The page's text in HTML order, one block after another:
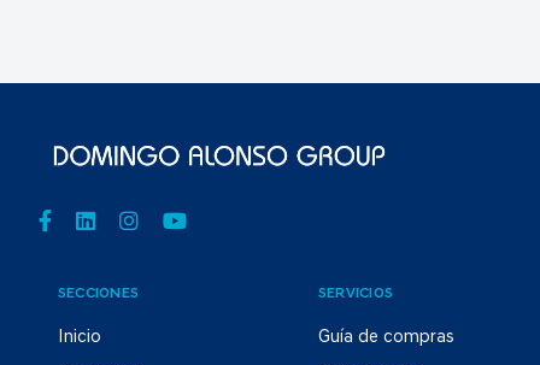
SECCIONES
Inicio
SERVICIOS
Guía de compras